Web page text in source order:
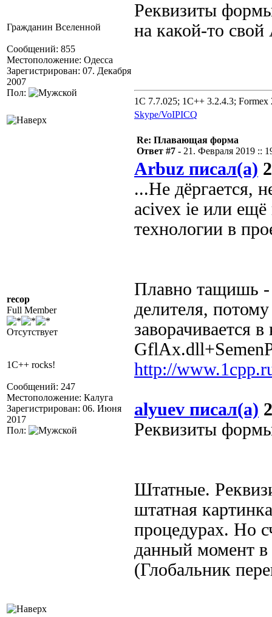
Гражданин Вселенной
Сообщений: 855
Местоположение: Одесса
Зарегистрирован: 07. Декабря
2007
Пол:
Реквизиты
на какой-то
1C 7.7.025; 1C++ 3.2.4.3; Formex
Skype/VoIPICQ
recop
Full Member
Отсутствует
1C++ rocks!
Сообщений: 247
Местоположение: Калуга
Зарегистрирован: 06. Июня
2017
Пол:
Re: Плавающая форма
Ответ #7 - 21. Февраля 2019 ::
Arbuz писал(а)
...Не дёргается,
acivex ie или ещё
технологии в
Плавно тащишь -
делителя,
заворачивается
http://
alyuev писал(а)
Реквизиты
Штатные.
штатная
процедурах. Но
данный момент в
(Глобальник